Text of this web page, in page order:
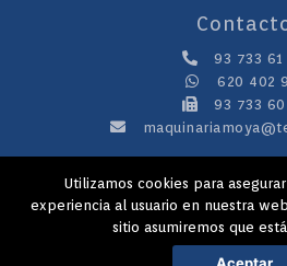
93 733 61
620 402
93 733 60
Copyright 2020 ©
Aviso legal
Utilizamos cookies para
experiencia al usuario en nuestra
sitio asumiremos que